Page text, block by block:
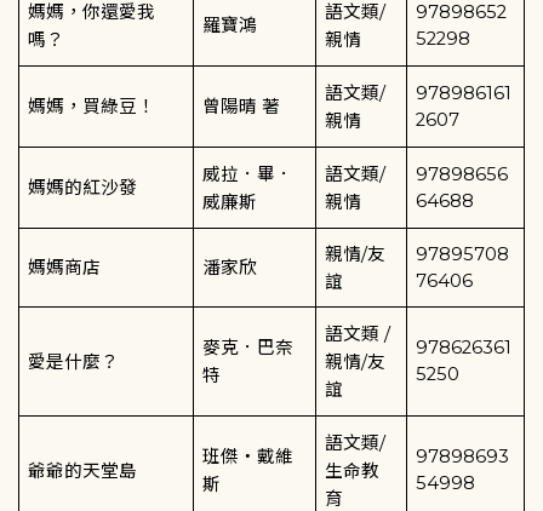
媽媽，你還愛我
嗎？
羅寶鴻
語文類/
親情
97898652
52298
媽媽，買綠豆！ 曾陽晴 著
語文類/
親情
978986161
2607
媽媽的紅沙發
威拉．畢．
威廉斯
語文類/
親情
97898656
64688
媽媽商店 潘家欣
親情/友
誼
97895708
76406
愛是什麼？
麥克．巴奈
特
語文類 /
親情/友
誼
978626361
5250
爺爺的天堂島
班傑‧戴維
斯
語文類/
生命教
育
97898693
54998